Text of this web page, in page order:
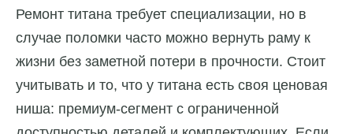
Ремонт титана требует специализации, но в
случае поломки часто можно вернуть раму к
жизни без заметной потери в прочности. Стоит
учитывать и то, что у титана есть своя ценовая
ниша: премиум-сегмент с ограниченной